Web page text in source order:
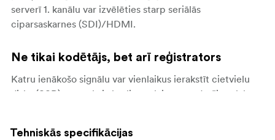
serverī 1. kanālu var izvēlēties starp seriālās
ciparsaskarnes (SDI)/HDMI.
Ne tikai kodētājs, bet arī reģistrators
Katru ienākošo signālu var vienlaikus ierakstīt cietvielu
diskā (SSD) augstākajā kvalitātē, lai varētu droši saglabāt
ierakstīšanai
Tehniskās specifikācijas